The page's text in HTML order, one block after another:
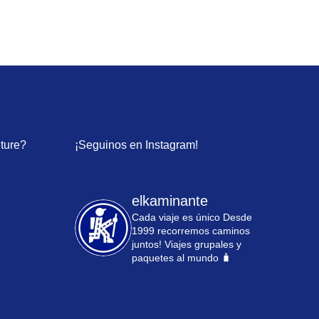
¡Seguinos en Instagram!
elkaminante
Cada viaje es único Desde
1999 recorremos caminos
juntos! Viajes grupales y
paquetes al mundo 🧳